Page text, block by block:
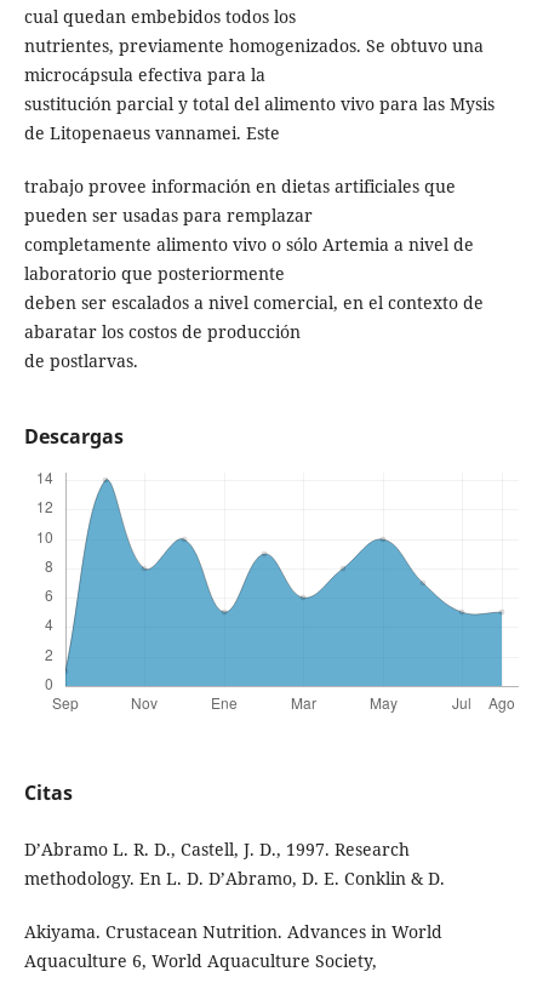
cual quedan embebidos todos los
nutrientes, previamente homogenizados. Se obtuvo una
microcápsula efectiva para la
sustitución parcial y total del alimento vivo para las Mysis
de Litopenaeus vannamei. Este
trabajo provee información en dietas artificiales que
pueden ser usadas para remplazar
completamente alimento vivo o sólo Artemia a nivel de
laboratorio que posteriormente
deben ser escalados a nivel comercial, en el contexto de
abaratar los costos de producción
de postlarvas.
Descargas
Citas
D’Abramo L. R. D., Castell, J. D., 1997. Research
methodology. En L. D. D’Abramo, D. E. Conklin & D.
Akiyama. Crustacean Nutrition. Advances in World
Aquaculture 6, World Aquaculture Society,